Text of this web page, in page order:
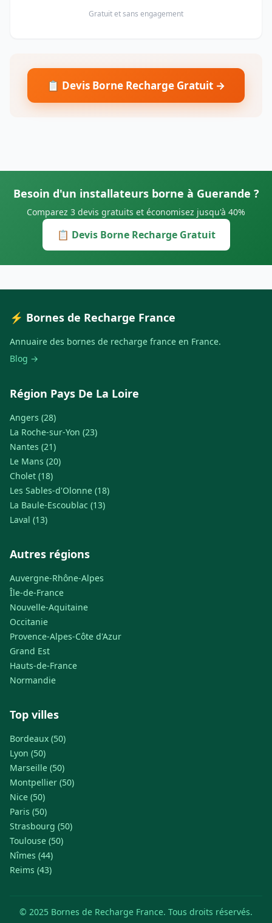
Gratuit et sans engagement
📋 Devis Borne Recharge Gratuit →
Besoin d'un installateurs borne à Guerande ?
Comparez 3 devis gratuits et économisez jusqu'à 40%
📋 Devis Borne Recharge Gratuit
⚡ Bornes de Recharge France
Annuaire des bornes de recharge france en France.
Blog →
Région Pays De La Loire
Angers (28)
La Roche-sur-Yon (23)
Nantes (21)
Le Mans (20)
Cholet (18)
Les Sables-d'Olonne (18)
La Baule-Escoublac (13)
Laval (13)
Autres régions
Auvergne-Rhône-Alpes
Île-de-France
Nouvelle-Aquitaine
Occitanie
Provence-Alpes-Côte d'Azur
Grand Est
Hauts-de-France
Normandie
Top villes
Bordeaux (50)
Lyon (50)
Marseille (50)
Montpellier (50)
Nice (50)
Paris (50)
Strasbourg (50)
Toulouse (50)
Nîmes (44)
Reims (43)
© 2025 Bornes de Recharge France. Tous droits réservés.